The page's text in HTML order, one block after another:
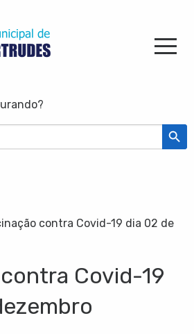
Search
contra Covid-19 dia 02 de
Covid-19